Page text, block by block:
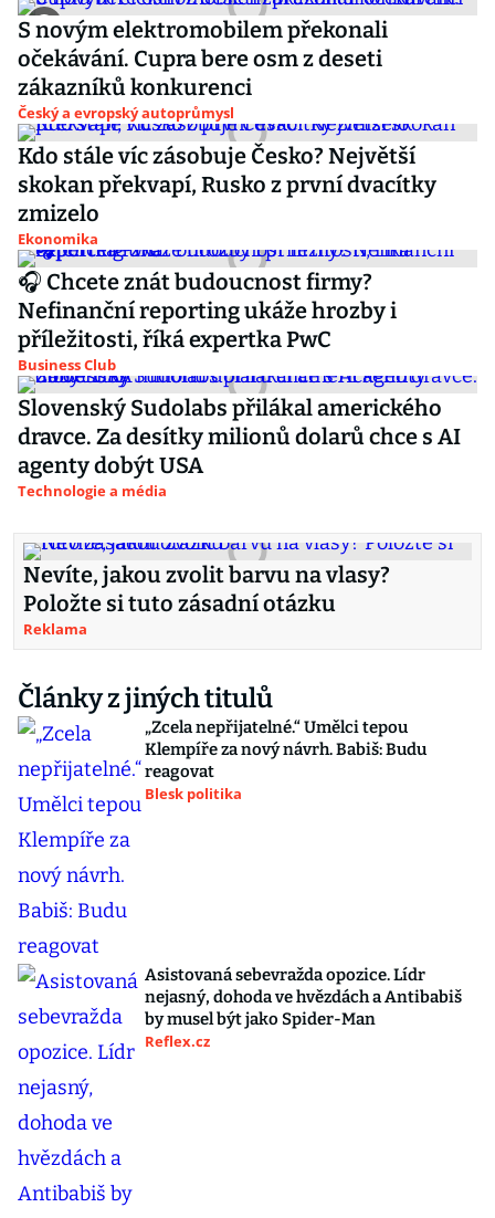
S novým elektromobilem překonali
očekávání. Cupra bere osm z deseti
zákazníků konkurenci
Český a evropský autoprůmysl
Kdo stále víc zásobuje Česko? Největší
skokan překvapí, Rusko z první dvacítky
zmizelo
Ekonomika
🎧 Chcete znát budoucnost firmy?
Nefinanční reporting ukáže hrozby i
příležitosti, říká expertka PwC
Business Club
Slovenský Sudolabs přilákal amerického
dravce. Za desítky milionů dolarů chce s AI
agenty dobýt USA
Technologie a média
Nevíte, jakou zvolit barvu na vlasy?
Položte si tuto zásadní otázku
Reklama
Články z jiných titulů
„Zcela nepřijatelné.“ Umělci tepou
Klempíře za nový návrh. Babiš: Budu
reagovat
Blesk politika
Asistovaná sebevražda opozice. Lídr
nejasný, dohoda ve hvězdách a Antibabiš
by musel být jako Spider-Man
Reflex.cz